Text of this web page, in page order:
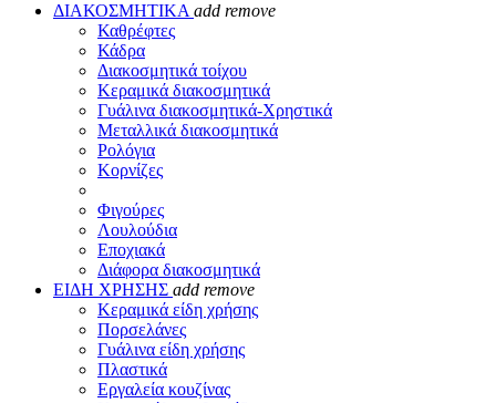
ΔΙΑΚΟΣΜΗΤΙΚΑ add remove
Καθρέφτες
Κάδρα
Διακοσμητικά τοίχου
Κεραμικά διακοσμητικά
Γυάλινα διακοσμητικά-Χρηστικά
Μεταλλικά διακοσμητικά
Ρολόγια
Κορνίζες
Φιγούρες
Λουλούδια
Εποχιακά
Διάφορα διακοσμητικά
ΕΙΔΗ ΧΡΗΣΗΣ add remove
Κεραμικά είδη χρήσης
Πορσελάνες
Γυάλινα είδη χρήσης
Πλαστικά
Εργαλεία κουζίνας